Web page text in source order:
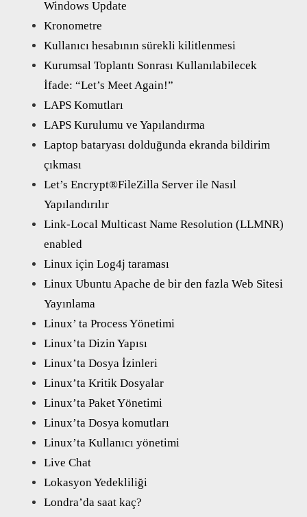
Windows Update
Kronometre
Kullanıcı hesabının sürekli kilitlenmesi
Kurumsal Toplantı Sonrası Kullanılabilecek
İfade: “Let’s Meet Again!”
LAPS Komutları
LAPS Kurulumu ve Yapılandırma
Laptop bataryası dolduğunda ekranda bildirim
çıkması
Let’s Encrypt®FileZilla Server ile Nasıl
Yapılandırılır
Link-Local Multicast Name Resolution (LLMNR)
enabled
Linux için Log4j taraması
Linux Ubuntu Apache de bir den fazla Web Sitesi
Yayınlama
Linux’ ta Process Yönetimi
Linux’ta Dizin Yapısı
Linux’ta Dosya İzinleri
Linux’ta Kritik Dosyalar
Linux’ta Paket Yönetimi
Linux’ta Dosya komutları
Linux’ta Kullanıcı yönetimi
Live Chat
Lokasyon Yedekliliği
Londra’da saat kaç?